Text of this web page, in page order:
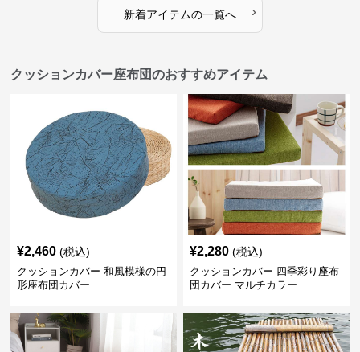
新着アイテムの一覧へ ›
クッションカバー座布団のおすすめアイテム
¥2,460 (税込)
クッションカバー 和風模様の円
形座布団カバー
¥2,280 (税込)
クッションカバー 四季彩り座布
団カバー マルチカラー